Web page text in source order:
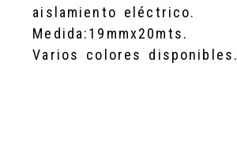
aislamiento eléctrico.
Medida:19mmx20mts.
Varios colores disponibles.